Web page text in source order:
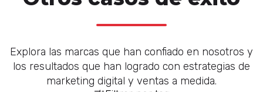
Explora las marcas que han confiado en nosotros y
los resultados que han logrado con estrategias de
marketing digital y ventas a medida.